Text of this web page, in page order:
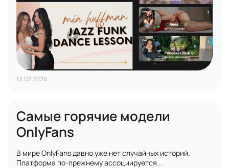
13.02.2026
Самые горячие модели
OnlyFans
В мире OnlyFans давно уже нет случайных историй.
Платформа по-прежнему ассоциируется...